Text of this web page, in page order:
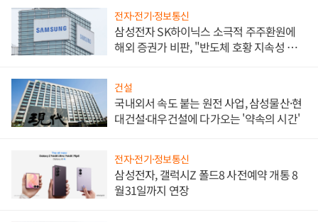
전자·전기·정보통신
삼성전자 SK하이닉스 소극적 주주환원에
해외 증권가 비판, "반도체 호황 지속성 의
건설
국내외서 속도 붙는 원전 사업, 삼성물산·현
대건설·대우건설에 다가오는 '약속의 시간'
전자·전기·정보통신
삼성전자, 갤럭시Z 폴드8 사전예약 개통 8
월31일까지 연장